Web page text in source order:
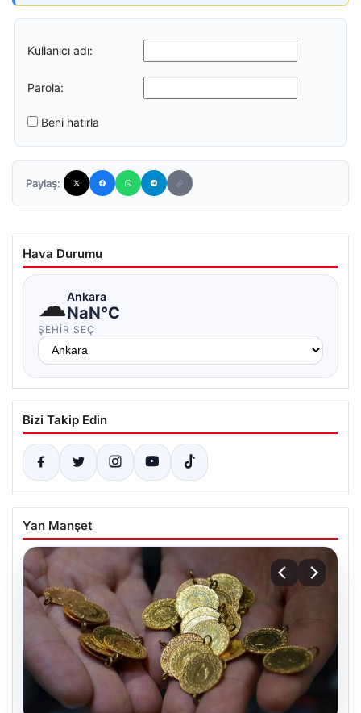
Kullanıcı adı:
Parola:
Beni hatırla
Paylaş:
Hava Durumu
☁Ankara
NaN°C
ŞEHIR SEÇ
Bizi Takip Edin
Yan Manşet